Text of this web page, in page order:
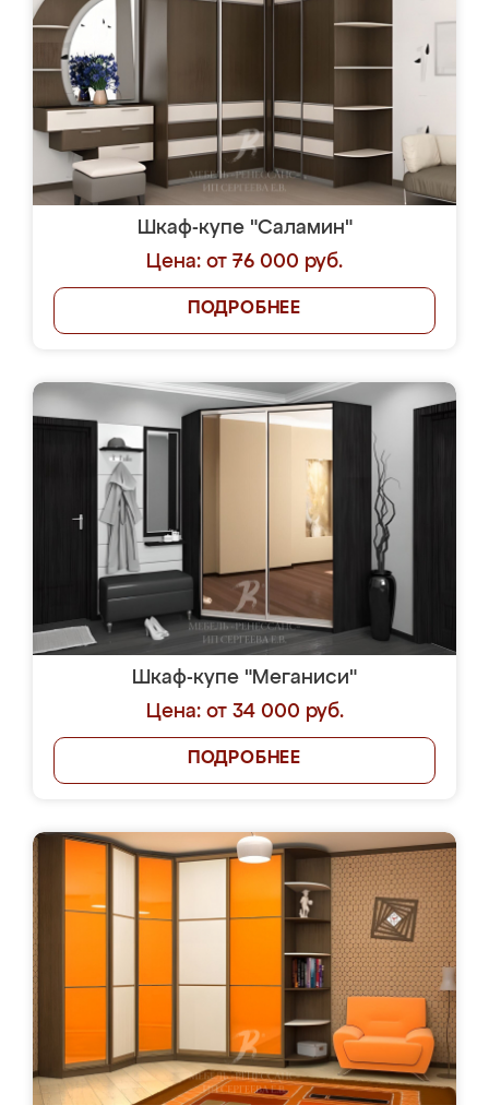
Шкаф-купе "Саламин"
Цена: от 76 000 руб.
ПОДРОБНЕЕ
Шкаф-купе "Меганиси"
Цена: от 34 000 руб.
ПОДРОБНЕЕ